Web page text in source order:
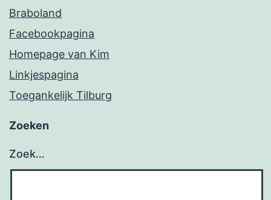
Braboland
Facebookpagina
Homepage van Kim
Linkjespagina
Toegankelijk Tilburg
Zoeken
Zoek…